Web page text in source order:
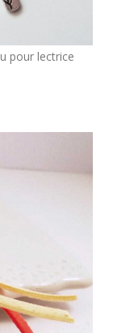
pour lectrice